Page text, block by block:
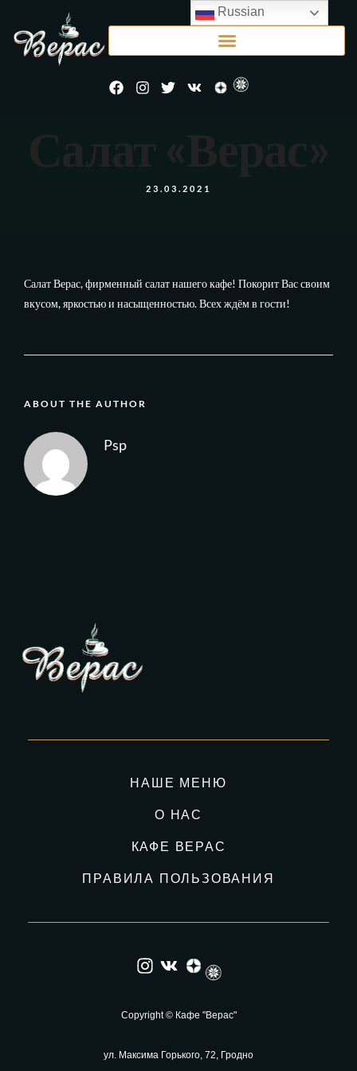
Салат «Верас»
23.03.2021
Салат Верас, фирменный салат нашего кафе! Покорит Вас своим
вкусом, яркостью и насыщенностью. Всех ждём в гости!
ABOUT THE AUTHOR
Psp
НАШЕ МЕНЮ
О НАС
КАФЕ ВЕРАС
ПРАВИЛА ПОЛЬЗОВАНИЯ
Copyright © Кафе "Верас"
ул. Максима Горького, 72, Гродно
Russian